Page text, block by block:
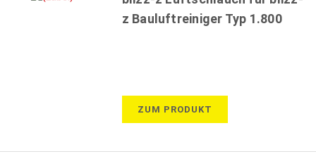
z Bauluftreiniger Typ 1.800
ZUM PRODUKT